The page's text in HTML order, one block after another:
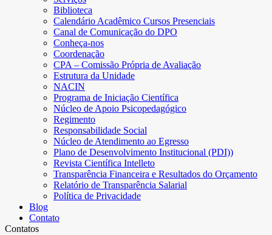
Biblioteca
Calendário Acadêmico Cursos Presenciais
Canal de Comunicação do DPO
Conheça-nos
Coordenação
CPA – Comissão Própria de Avaliação
Estrutura da Unidade
NACIN
Programa de Iniciação Científica
Núcleo de Apoio Psicopedagógico
Regimento
Responsabilidade Social
Núcleo de Atendimento ao Egresso
Plano de Desenvolvimento Institucional (PDI))
Revista Científica Intelleto
Transparência Financeira e Resultados do Orçamento
Relatório de Transparência Salarial
Política de Privacidade
Blog
Contato
Contatos